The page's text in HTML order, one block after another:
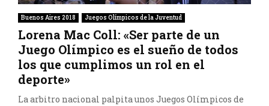
Buenos Aires 2018 Juegos Olímpicos de la Juventud
Lorena Mac Coll: «Ser parte de un
Juego Olímpico es el sueño de todos
los que cumplimos un rol en el
deporte»
La arbitro nacional palpita unos Juegos Olímpicos de